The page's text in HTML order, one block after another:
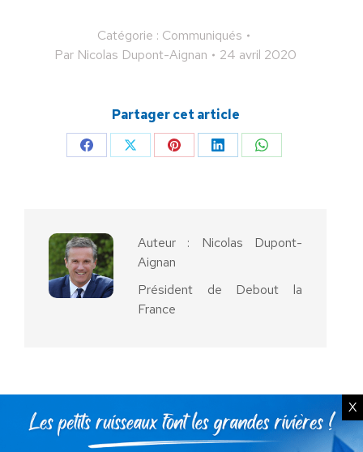
Catégorie : Communiqués
Par Nicolas Dupont-Aignan 24 avril 2020
Partager cet article
PartagerPartagerPartagerPartagerPartager
Auteur : Nicolas Dupont-
Aignan
Président de Debout la
France
PRÉCÉDENT
X